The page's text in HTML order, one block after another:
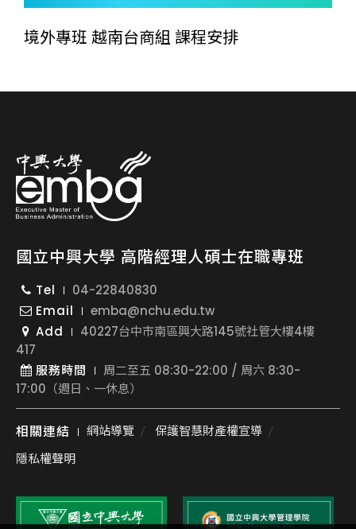
境外專班 越南台商組 課程安排
國立中興大學 高階經理人碩士在職專班
Tel
04-22840830
Email
emba@nchu.edu.tw
Add
40227台中市南區興大路145號社管大樓4樓
417
服務時間
周二至五 08:30-22:00 / 周六 8:30-
17:00（週日、一休息）
相關連結 網站導覽
保護智慧財產權宣導
隱私權聲明